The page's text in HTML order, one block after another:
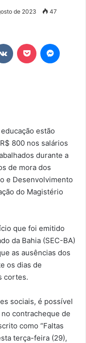
de 2023 47
Pocket
estão
800 nos salários
durante a
de mora dos
e Desenvolvimento
do Magistério
que foi emitido
da Bahia (SEC-BA)
as ausências dos
os dias de
cortes.
sociais, é possível
contracheque de
como “Faltas
terça-feira (29),